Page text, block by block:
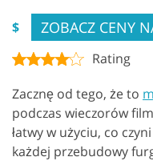
$ ZOBACZ CENY
Rating
Zacznę od tego, że to
podczas wieczorów
łatwy w użyciu, co
każdej przebudowy